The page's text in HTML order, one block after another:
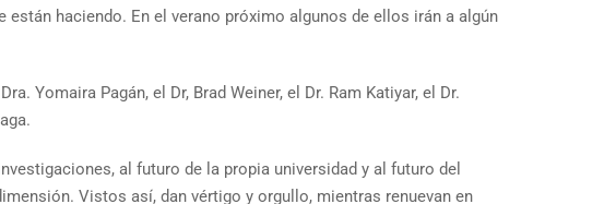
haciendo. En el verano próximo algunos de ellos irán a algún
Yomaira Pagán, el Dr, Brad Weiner, el Dr. Ram Katiyar, el Dr.
al futuro de la propia universidad y al futuro del
Vistos así, dan vértigo y orgullo, mientras renuevan en